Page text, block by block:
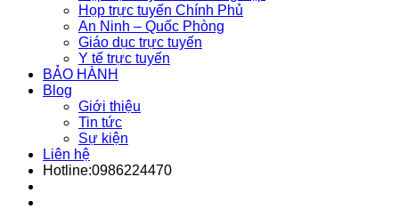
Họp trực tuyến Chính Phủ
An Ninh – Quốc Phòng
Giáo dục trực tuyến
Y tế trực tuyến
BẢO HÀNH
Blog
Giới thiệu
Tin tức
Sự kiện
Liên hệ
Hotline:0986224470